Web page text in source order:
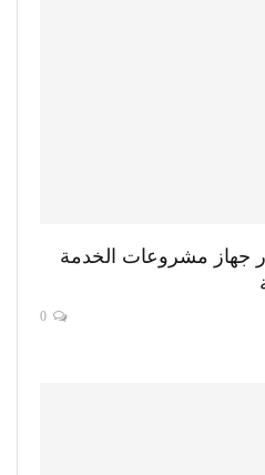
جهاز مشروعات الخدمة